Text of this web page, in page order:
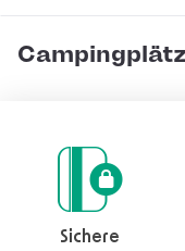
Sichere